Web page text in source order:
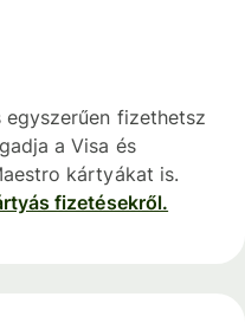
fizethetsz
a Visa és
kártyákat is.
fizetésekről.